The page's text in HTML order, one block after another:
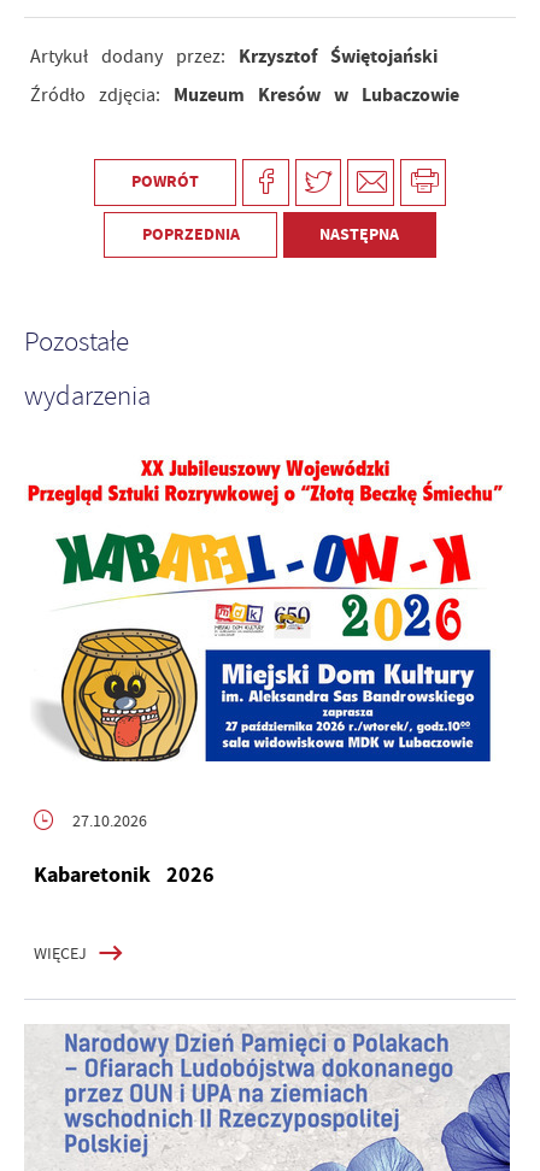
Artykuł dodany przez: Krzysztof Świętojański
Źródło zdjęcia: Muzeum Kresów w Lubaczowie
POWRÓT
POPRZEDNIA NASTĘPNA
Pozostałe
wydarzenia
27.10.2026
Kabaretonik 2026
WIĘCEJ